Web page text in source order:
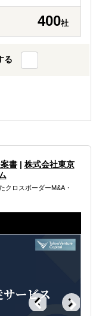
400社
る
代わりに動きま
・マーケティング
書| 株式会社東京
クロスボーダーM&A・